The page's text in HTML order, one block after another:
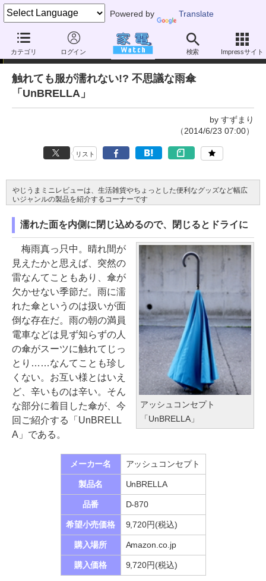
Powered by Translate
カテゴリ ログイン 検索 Impressサイト
やじうまミニレビュー
触れても服が濡れない!? 不思議な雨傘
「UnBRELLA」
by すずまり
（2014/6/23 07:00）
リスト
やじうまミニレビューは、生活雑貨やちょっとした便利なグッズなど幅広
いジャンルの製品を紹介するコーナーです
濡れた面を内側に閉じ込めるので、閉じるとドライに
アッシュコンセプト
「UnBRELLA」
梅雨真っ只中。晴れ間が
見えたかと思えば、突然の
雷なんてこともあり、傘が
欠かせない季節だ。雨に濡
れた傘というのは扱いが面
倒な存在だ。雨の朝の満員
電車などは見ず知らずの人
の傘がスーツに触れてじっ
とり……なんてことも珍し
くない。お互い様とはいえ
ど、辛いものは辛い。そん
な部分に着目した傘が、今
回ご紹介する「UnBRELL
A」である。
メーカー名 アッシュコンセプト
製品名 UnBRELLA
品番 D-870
希望小売価格 9,720円(税込)
購入場所 Amazon.co.jp
購入価格 9,720円(税込)